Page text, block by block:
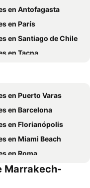
en Antofagasta
en París
en Santiago de Chile
en Tacna
en Brasil
en Puerto Varas
en Barcelona
en Florianópolis
en Miami Beach
en Roma
en Puerto Montt
Marrakech-